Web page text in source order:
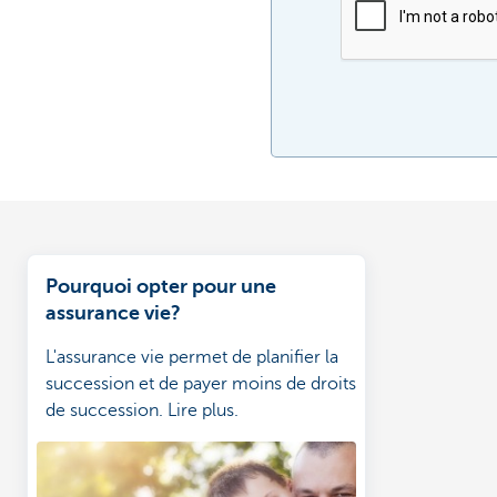
Pourquoi opter pour une
assurance vie?
L'assurance vie permet de planifier la
succession et de payer moins de droits
de succession. Lire plus.